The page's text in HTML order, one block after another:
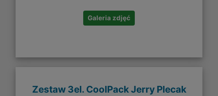
Galeria zdjęć
Zestaw 3el. CoolPack Jerry Plecak